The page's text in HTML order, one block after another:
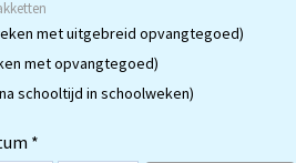
met uitgebreid opvangtegoed)
met opvangtegoed)
schooltijd in schoolweken)
*